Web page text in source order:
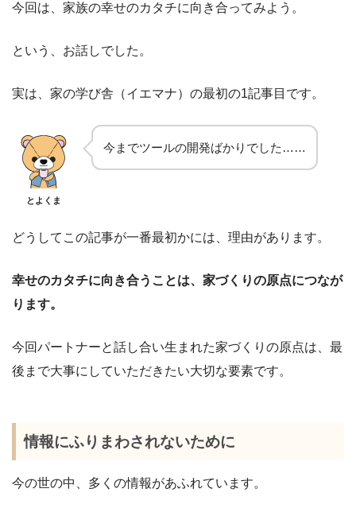
今回は、家族の幸せのカタチに向き合ってみよう。
という、お話しでした。
実は、家の学び舎（イエマナ）の最初の1記事目です。
とよくま
今までツールの開発ばかりでした……
どうしてこの記事が一番最初かには、理由があります。
幸せのカタチに向き合うことは、家づくりの原点につなが
ります。
今回パートナーと話し合い生まれた家づくりの原点は、最
後まで大事にしていただきたい大切な要素です。
情報にふりまわされないために
今の世の中、多くの情報があふれています。